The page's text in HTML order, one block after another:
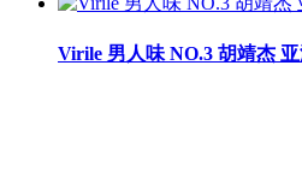
Virile 男人味 NO.3 胡靖杰